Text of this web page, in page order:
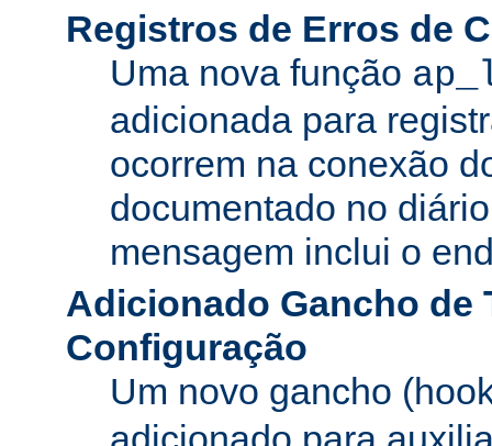
Registros de Erros de
Uma nova função
adicionada para
ocorrem na conexão
documentado no
mensagem inclui o
Adicionado Gancho de
Configuração
Um novo gancho